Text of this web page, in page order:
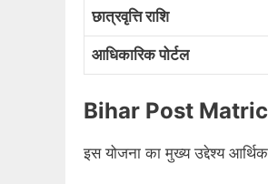
छात्रवृत्ति राशि
आधिकारिक पोर्टल
Bihar Post
इस योजना का मुख्य उद्देश्य